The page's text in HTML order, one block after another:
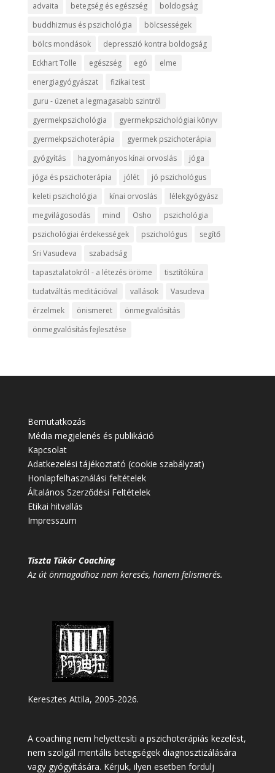
advaita betegség és egészség
boldogság
buddhizmus és pszichológia
bölcsességek
bölcs mondások
depresszió kontra boldogság
Eckhart Tolle
egészség egó
elme
energiagyógyászat
fizikai test
guru - üzenet a legmagasabb szintről
gyermekpszichológia
gyermekpszichológiai könyv
gyermekpszichoterápia
gyermek pszichoterápia
gyógyítás
hagyományos kínai orvoslás
jóga
jóga és pszichoterápia
jólét
jó pszichológus
keleti pszichológia
kínai orvoslás
lélekgyógyász
megvilágosodás
mind Osho
pszichológia
pszichológiai érdekességek
pszichológus
segítő
Sri Vasudeva
szabadság
tapasztalatokról - a létezés öröme
tisztítókúra
tudatváltás meditációval
vallások
Vasudeva
érzelmek
önismeret
önmegvalósítás
önmegvalósítás fejlesztése
Bemutatkozás
Média megjelenés és publikáció
Kapcsolat
Adatkezelési tájékoztató (cookie szabályzat)
Honlapfelhasználási feltételek
Általános Szerződési Feltételek
Etikai hitvallás
Impresszum
Tiszta Tükör Coaching
Az út önmagadhoz nem keresés, hanem felismerés.
Keresztes Attila, 2005-2026.
A coaching nem helyettesíti a pszichoterápiás kezelést,
nem szolgál mentális betegségek diagnosztizálására
vagy gyógyítására. Kérjük, ilyen esetben fordulj